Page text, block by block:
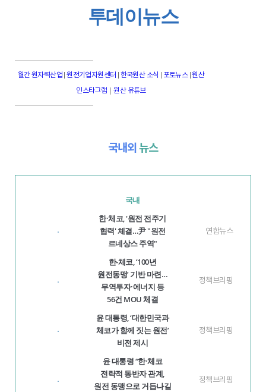
투데이뉴스
월간 원자력산업 |원전기업지원센터 | 한국원산 소식 | 포토뉴스 |원산
인스타그램 |원산 유튜브
국내외 뉴스
국내
·
한·체코, '원전 전주기
협력' 체결…尹 "원전
르네상스 주역"
연합뉴스
·
한-체코, ‘100년
원전동맹’ 기반 마련…
무역투자·에너지 등
56건 MOU 체결
정책브리핑
·
윤 대통령, ‘대한민국과
체코가 함께 짓는 원전’
비전 제시
정책브리핑
·
윤 대통령 “한·체코
전략적 동반자 관계,
원전 동맹으로 거듭나길
정책브리핑